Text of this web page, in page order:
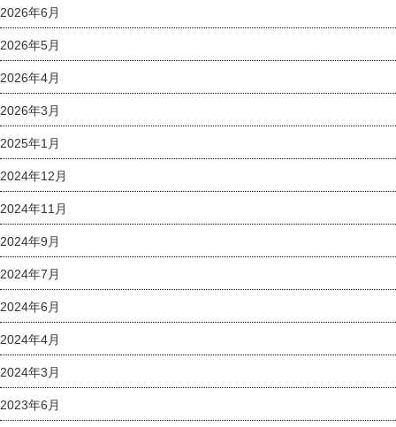
2026年6月
2026年5月
2026年4月
2026年3月
2025年1月
2024年12月
2024年11月
2024年9月
2024年7月
2024年6月
2024年4月
2024年3月
2023年6月